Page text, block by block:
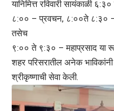
यानिमित्त रविवारी सायंकाळी
८:०० – प्रवचन, ८:००ते ८:३०
तसेच
९:०० ते ९:३० – महाप्रसाद या
शहर परिसरातील अनेक
श्रीकृष्णाची सेवा केली.